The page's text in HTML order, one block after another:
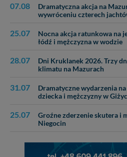
07.08
Dramatyczna akcja na
wywróceniu czterech
25.07
Nocna akcja ratunkowa na
łódź i mężczyzna w wodzie
28.07
Dni Kruklanek 2026. Trzy
klimatu na Mazurach
31.07
Dramatyczne wydarzenia
dziecka i mężczyzny w
25.07
Groźne zderzenie skutera i
Niegocin